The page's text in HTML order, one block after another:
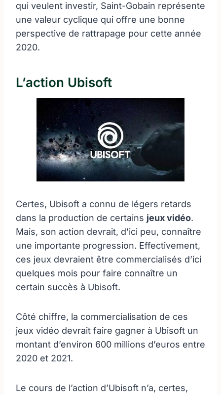
qui veulent investir, Saint-Gobain représente
une valeur cyclique qui offre une bonne
perspective de rattrapage pour cette année
2020.
L’action Ubisoft
Certes, Ubisoft a connu de légers retards
dans la production de certains jeux vidéo.
Mais, son action devrait, d’ici peu, connaître
une importante progression. Effectivement,
ces jeux devraient être commercialisés d’ici
quelques mois pour faire connaître un
certain succès à Ubisoft.
Côté chiffre, la commercialisation de ces
jeux vidéo devrait faire gagner à Ubisoft un
montant d’environ 600 millions d’euros entre
2020 et 2021.
Le cours de l’action d’Ubisoft n’a, certes,